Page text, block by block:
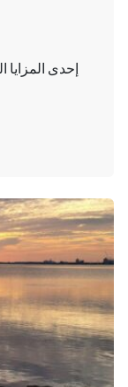
إحدى المزايا